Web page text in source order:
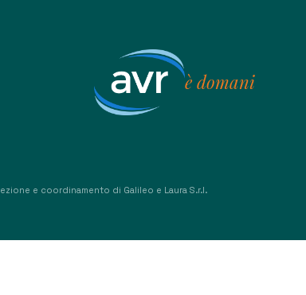
è domani
e coordinamento di Galileo e Laura S.r.l.